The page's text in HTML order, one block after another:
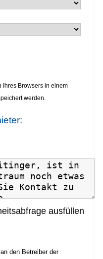
Ihres Browsers in einem
werden.
ausfüllen
den Betreiber der